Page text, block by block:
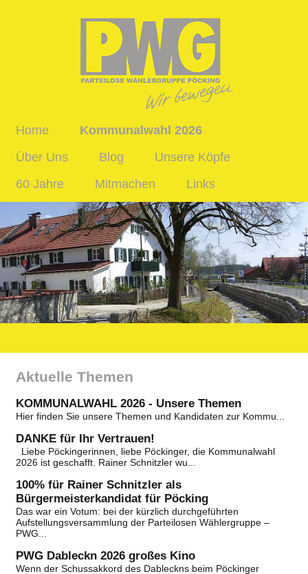
Home
Kommunalwahl 2026
Über Uns
Blog
Unsere Köpfe
60 Jahre
Mitmachen Links
Aktuelle Themen
KOMMUNALWAHL 2026 - Unsere Themen
Hier finden Sie unsere Themen und Kandidaten zur Kommu...
DANKE für Ihr Vertrauen!
Liebe Pöckingerinnen, liebe Pöckinger, die Kommunalwahl
2026 ist geschafft. Rainer Schnitzler wu...
100% für Rainer Schnitzler als
Bürgermeisterkandidat für Pöcking
Das war ein Votum: bei der kürzlich durchgeführten
Aufstellungsversammlung der Parteilosen Wählergruppe –
PWG...
PWG Dableckn 2026 großes Kino
Wenn der Schussakkord des Dableckns beim Pöckinger